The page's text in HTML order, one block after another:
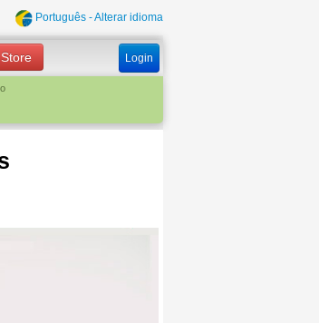
Português - Alterar idioma
Login
Store